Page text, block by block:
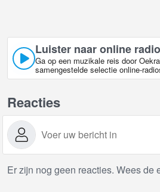
Luister naar online
Ga op een muzikale reis door
samengestelde selectie online-
Reacties
Er zijn nog geen reacties. Wees de